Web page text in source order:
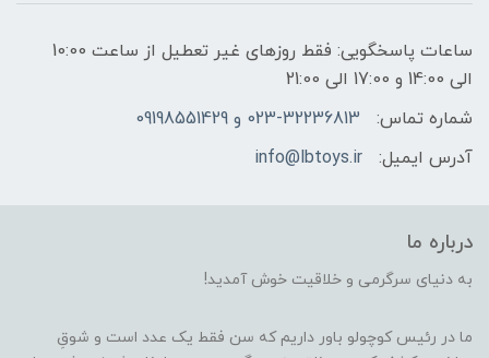
ساعات پاسخگویی: فقط روزهای غیر تعطیل از ساعت 10:00
الی 14:00 و 17:00 الی 21:00
شماره تماس:
023-32236813 و 09198551429
آدرس ایمیل:
info@lbtoys.ir
درباره ما
به دنیای سرگرمی و خلاقیت خوش آمدید!
ما در رئیس کوچولو باور داریم که سن فقط یک عدد است و شوقِ